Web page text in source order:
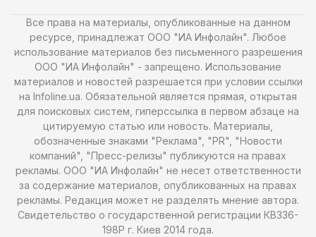
Все права на материалы, опубликованные на данном
ресурсе, принадлежат ООО "ИА Инфолайн". Любое
использование материалов без письменного разрешения
ООО "ИА Инфолайн" - запрещено. Использование
материалов и новостей разрешается при условии ссылки
на Infoline.ua. Обязательной является прямая, открытая
для поисковых систем, гиперссылка в первом абзаце на
цитируемую статью или новость. Материалы,
обозначенные знаками "Реклама", "PR", "Новости
компаний", "Пресс-релизы" публикуются на правах
рекламы. ООО "ИА Инфолайн" не несет ответственности
за содержание материалов, опубликованных на правах
рекламы. Редакция может не разделять мнение автора.
Свидетельство о государственной регистрации КВ336-
198Р г. Киев 2014 года.